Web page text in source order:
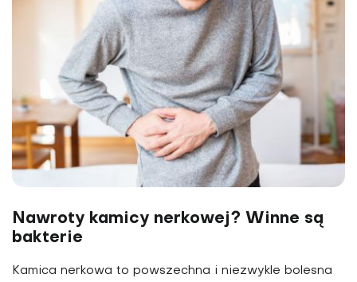
Nawroty kamicy nerkowej? Winne są
bakterie
Kamica nerkowa to powszechna i niezwykle bolesna